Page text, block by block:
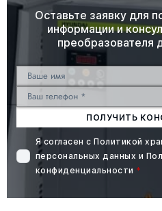
Оставьте заявку для
информации и
преобразователя
ПОЛУЧИТЬ
Я согласен сПолитикой
персональных данных и
конфиденциальности *